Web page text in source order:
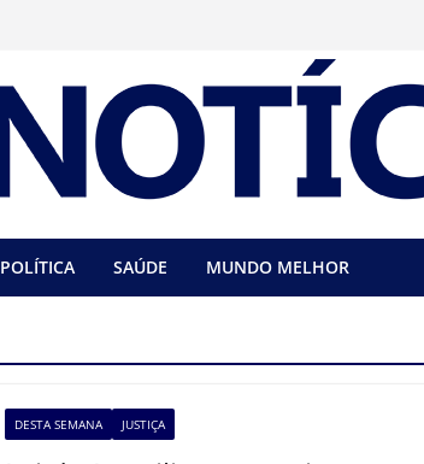
POLÍTICA SAÚDE MUNDO MELHOR
DESTA SEMANA JUSTIÇA